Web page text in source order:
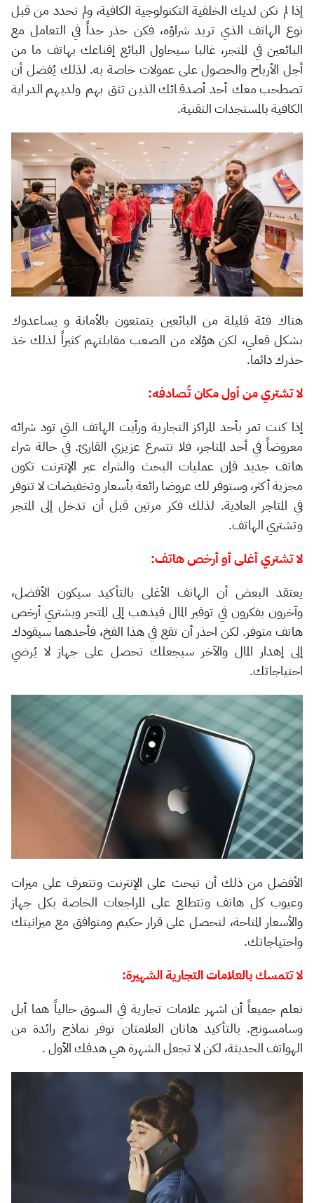
إذا لم تكن لديك الخلفية التكنولوجية الكافية، ولم تحدد من قبل
نوع الهاتف الذي تريد شراؤه، فكن حذر جداً في التعامل مع
البائعين في المتجر، غالبا سيحاول البائع إقناعك بهاتف ما من
أجل الأرباح والحصول على عمولات خاصة به. لذلك يُفضل أن
تصطحب معك أحد أصدقائك الذين تثق بهم ولديهم الدراية
الكافية بالمستجدات التقنية.
هناك فئة قليلة من البائعين يتمتعون بالأمانة و يساعدوك
بشكل فعلي، لكن هؤلاء من الصعب مقابلتهم كثيراً لذلك خذ
حذرك دائما.
لا تشتري من أول مكان تُصادفه:
إذا كنت تمر بأحد المراكز التجارية ورأيت الهاتف التي تود شرائه
معروضاً في أحد المتاجر، فلا تتسرع عزيزي القارئ. في حالة شراء
هاتف جديد فإن عمليات البحث والشراء عبر الإنترنت تكون
مجزية أكثر، وستوفر لك عروضا رائعة بأسعار وتخفيضات لا تتوفر
في المتاجر العادية. لذلك فكر مرتين قبل أن تدخل إلى المتجر
وتشتري الهاتف.
لا تشتري أغلى أو أرخص هاتف:
يعتقد البعض أن الهاتف الأغلى بالتأكيد سيكون الأفضل،
وآخرون يفكرون في توفير المال فيذهب إلى المتجر ويشتري أرخص
هاتف متوفر. لكن احذر أن تقع في هذا الفخ، فأحدهما سيقودك
إلى إهدار المال والآخر سيجعلك تحصل على جهاز لا يُرضي
احتياجاتك.
الأفضل من ذلك أن تبحث على الإنترنت وتتعرف على ميزات
وعيوب كل هاتف وتتطلع على المراجعات الخاصة بكل جهاز
والأسعار المتاحة، لتحصل على قرار حكيم ومتوافق مع ميزانيتك
واحتياجاتك.
لا تتمسك بالعلامات التجارية الشهيرة:
نعلم جميعاً أن اشهر علامات تجارية في السوق حالياً هما أبل
وسامسونج. بالتأكيد هاتان العلامتان توفر نماذج رائدة من
الهواتف الحديثة، لكن لا تجعل الشهرة هي هدفك الأول .